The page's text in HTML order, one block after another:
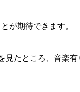
が期待できます。
たところ、音楽